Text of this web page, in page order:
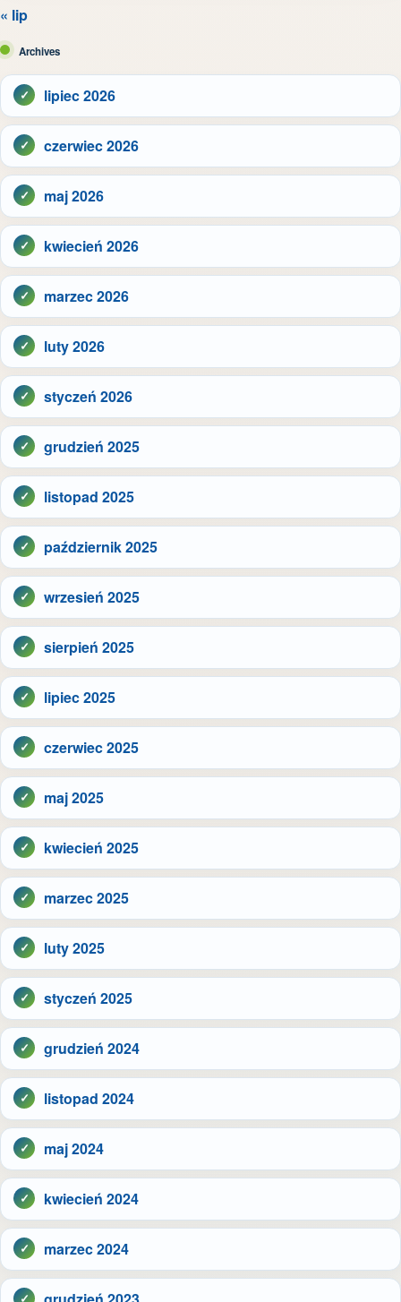
« lip
Archives
lipiec 2026
czerwiec 2026
maj 2026
kwiecień 2026
marzec 2026
luty 2026
styczeń 2026
grudzień 2025
listopad 2025
październik 2025
wrzesień 2025
sierpień 2025
lipiec 2025
czerwiec 2025
maj 2025
kwiecień 2025
marzec 2025
luty 2025
styczeń 2025
grudzień 2024
listopad 2024
maj 2024
kwiecień 2024
marzec 2024